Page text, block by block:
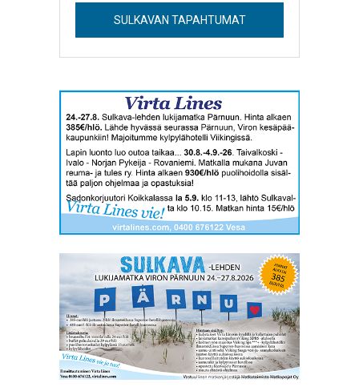
SULKAVAN TAPAHTUMAT